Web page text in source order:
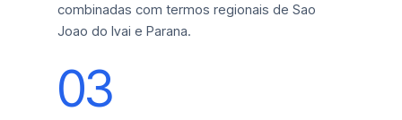
combinadas com termos regionais de Sao
Joao do Ivai e Parana.
03